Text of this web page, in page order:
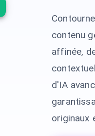
contenu
affinée,
d'IA
originaux